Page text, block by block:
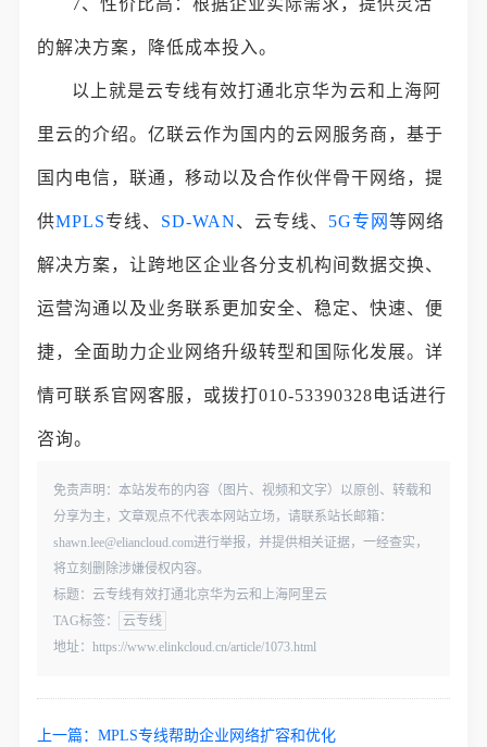
7、性价比高：根据企业实际需求，提供灵活
的解决方案，降低成本投入。
以上就是云专线有效打通北京华为云和上海阿
里云的介绍。亿联云作为国内的云网服务商，基于
国内电信，联通，移动以及合作伙伴骨干网络，提
供MPLS专线、 SD-WAN、云专线、 5G专网等网络
解决方案，让跨地区企业各分支机构间数据交换、
运营沟通以及业务联系更加安全、稳定、快速、便
捷，全面助力企业网络升级转型和国际化发展。详
情可联系官网客服，或拨打010-53390328电话进行
咨询。
免责声明：本站发布的内容（图片、视频和文字）以原创、转载和
分享为主，文章观点不代表本网站立场，请联系站长邮箱：
shawn.lee@eliancloud.com进行举报，并提供相关证据，一经查实，
将立刻删除涉嫌侵权内容。
标题：云专线有效打通北京华为云和上海阿里云
TAG标签：
云专线
地址：https://www.elinkcloud.cn/article/1073.html
上一篇：MPLS专线帮助企业网络扩容和优化